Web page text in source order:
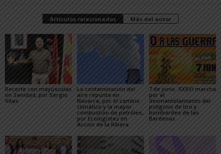
Artículos relacionados Más del autor
Recorte con mayúsculas
en Sanidad, por Sergio
Vitas
La contaminación del
aire repunta en
Navarra, por el cambio
climático y la mayor
combustión de petróleo,
por Ecologistas en
Acción de la Ribera
7 de junio. XXXVI marcha
por el
desmantelamiento del
polígono de tiro y
bombardeo de las
Bardenas